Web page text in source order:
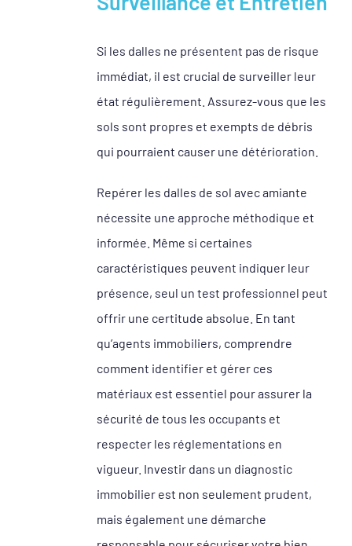
Si les dalles ne présentent pas de risque
immédiat, il est crucial de surveiller leur
état régulièrement. Assurez-vous que les
sols sont propres et exempts de débris
qui pourraient causer une détérioration.
Repérer les dalles de sol avec amiante
nécessite une approche méthodique et
informée. Même si certaines
caractéristiques peuvent indiquer leur
présence, seul un test professionnel peut
offrir une certitude absolue. En tant
qu’agents immobiliers, comprendre
comment identifier et gérer ces
matériaux est essentiel pour assurer la
sécurité de tous les occupants et
respecter les réglementations en
vigueur. Investir dans un diagnostic
immobilier est non seulement prudent,
mais également une démarche